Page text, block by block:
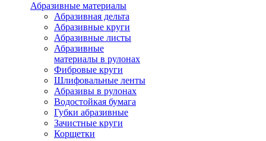
Абразивные материалы
Абразивная дельта
Абразивные круги
Абразивные листы
Абразивные
материалы в рулонах
Фибровые круги
Шлифовальные ленты
Абразивы в рулонах
Водостойкая бумага
Губки абразивные
Зачистные круги
Корщетки